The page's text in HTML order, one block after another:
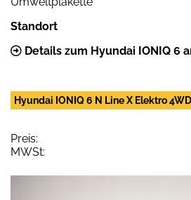
Standort
Details zum Hyundai IONIQ 6
Hyundai IONIQ 6 N Line X Elektro
Preis:
MWSt: